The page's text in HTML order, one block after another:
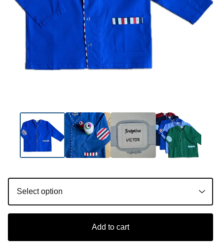
Add to cart